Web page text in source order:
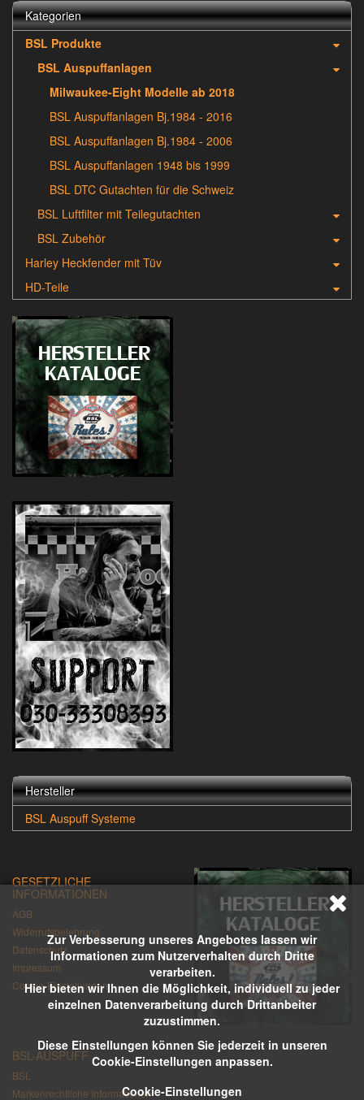
Zur Verbesserung unseres Angebotes lassen wir
Informationen zum Nutzerverhalten durch Dritte
verarbeiten.
Hier bieten wir Ihnen die Möglichkeit, individuell zu jeder
einzelnen Datenverarbeitung durch Drittanbeiter
zuzustimmen.
Diese Einstellungen können Sie jederzeit in unseren
Cookie-Einstellungen anpassen.
Cookie-Einstellungen
Kategorien
BSL Produkte
BSL Auspuffanlagen
Milwaukee-Eight Modelle ab 2018
BSL Auspuffanlagen Bj.1984 - 2016
BSL Auspuffanlagen Bj.1984 - 2006
BSL Auspuffanlagen 1948 bis 1999
BSL DTC Gutachten für die Schweiz
BSL Luftfilter mit Teilegutachten
BSL Zubehör
Harley Heckfender mit Tüv
HD-Teile
Hersteller
BSL Auspuff Systeme
GESETZLICHE
INFORMATIONEN
AGB
Widerrufsbelehrung
Datenschutz
Impressum
Cookie-Einstellungen
BSL-AUSPUFF
BSL
Markenrechtliche Informationen